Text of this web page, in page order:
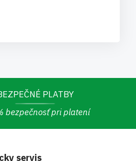
PLATBY
bezpečnosť pri platení
servis